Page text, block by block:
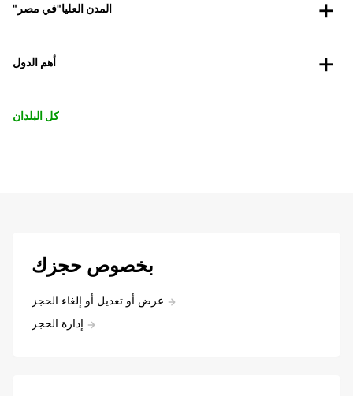
"المدن العليا"في مصر
أهم الدول
كل البلدان
بخصوص حجزك
عرض أو تعديل أو إلغاء الحجز
إدارة الحجز